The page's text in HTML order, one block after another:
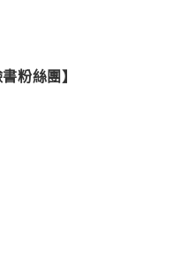
書粉絲團】